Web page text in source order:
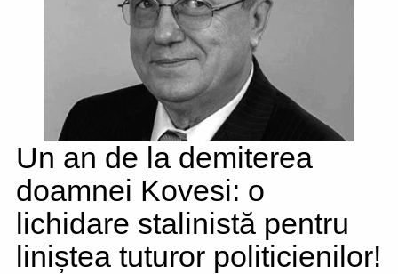
Un an de la demiterea
doamnei Kovesi: o
lichidare stalinistă pentru
liniștea tuturor politicienilor!